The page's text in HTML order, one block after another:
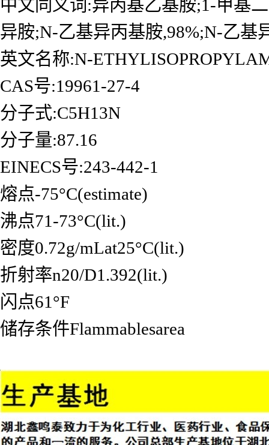
中文同义词:异丙基乙基胺;1-甲基
异胺;N-乙基异丙基胺,98%;N-乙基
英文名称:N-
CAS号:19961-27-4
分子式:C5H13N
分子量:87.16
EINECS号:243-442-1
熔点-75°C(estimate)
沸点71-73°C(lit.)
密度0.72g/mLat25°C(lit.)
折射率n20/D1.392(lit.)
闪点61°F
储存条件Flammablesarea